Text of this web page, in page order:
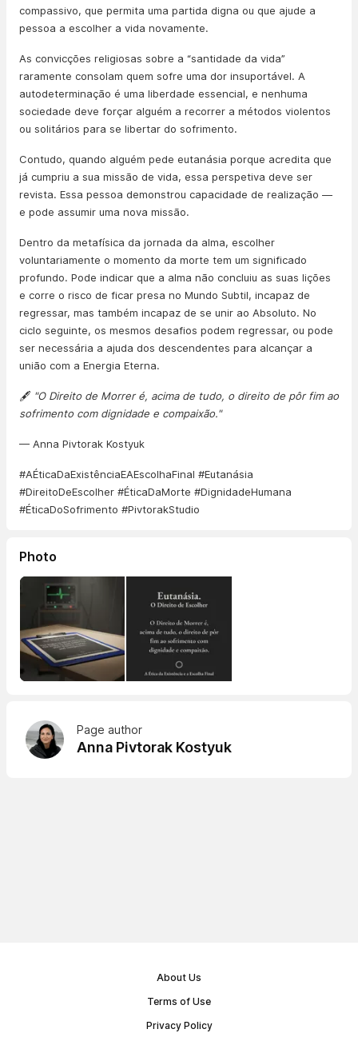
compassivo, que permita uma partida digna ou que ajude a
pessoa a escolher a vida novamente.
As convicções religiosas sobre a “santidade da vida”
raramente consolam quem sofre uma dor insuportável. A
autodeterminação é uma liberdade essencial, e nenhuma
sociedade deve forçar alguém a recorrer a métodos violentos
ou solitários para se libertar do sofrimento.
Contudo, quando alguém pede eutanásia porque acredita que
já cumpriu a sua missão de vida, essa perspetiva deve ser
revista. Essa pessoa demonstrou capacidade de realização —
e pode assumir uma nova missão.
Dentro da metafísica da jornada da alma, escolher
voluntariamente o momento da morte tem um significado
profundo. Pode indicar que a alma não concluiu as suas lições
e corre o risco de ficar presa no Mundo Subtil, incapaz de
regressar, mas também incapaz de se unir ao Absoluto. No
ciclo seguinte, os mesmos desafios podem regressar, ou pode
ser necessária a ajuda dos descendentes para alcançar a
união com a Energia Eterna.
🖋️ "O Direito de Morrer é, acima de tudo, o direito de pôr fim ao
sofrimento com dignidade e compaixão."
— Anna Pivtorak Kostyuk
#AÉticaDaExistênciaEAEscolhaFinal #Eutanásia
#DireitoDeEscolher #ÉticaDaMorte #DignidadeHumana
#ÉticaDoSofrimento #PivtorakStudio
Photo
Page author
Anna Pivtorak Kostyuk
About Us
Terms of Use
Privacy Policy